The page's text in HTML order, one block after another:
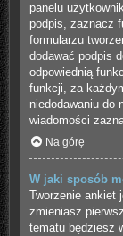
panelu
podpis, zaznacz
formularzu
dodawać podpis
odpowiednią
funkcji, za
niedodawaniu do
wiadomości
Na górę
W jaki sposób
Tworzenie ankiet
zmieniasz
tematu będziesz